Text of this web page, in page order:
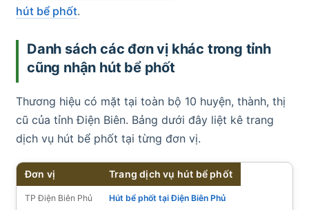
hút bể phốt.
Danh sách các đơn vị khác trong tỉnh
cũng nhận hút bể phốt
Thương hiệu có mặt tại toàn bộ 10 huyện, thành, thị
cũ của tỉnh Điện Biên. Bảng dưới đây liệt kê trang
dịch vụ hút bể phốt tại từng đơn vị.
Đơn vị Trang dịch vụ hút bể phốt
TP Điện Biên Phủ Hút bể phốt tại Điện Biên Phủ